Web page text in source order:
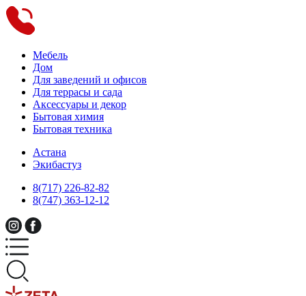
Мебель
Дом
Для заведений и офисов
Для террасы и сада
Аксессуары и декор
Бытовая химия
Бытовая техника
Астана
Экибастуз
8(717) 226-82-82
8(747) 363-12-12